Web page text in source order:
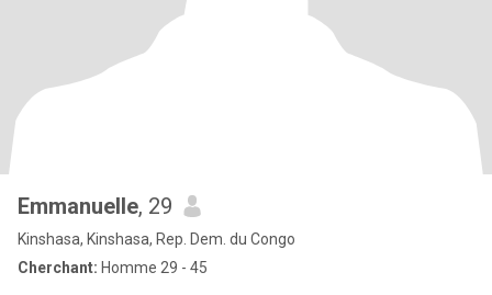
Emmanuelle, 29
Kinshasa, Kinshasa, Rep. Dem. du Congo
Cherchant: Homme 29 - 45